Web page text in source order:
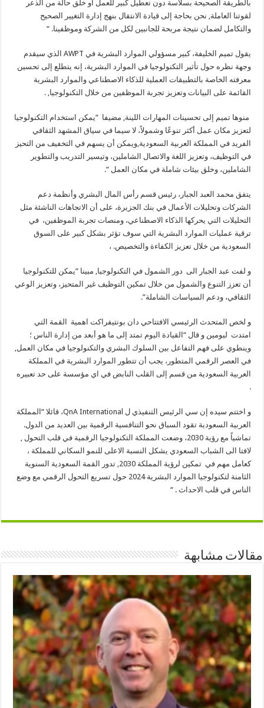
بالطريقة الصحيحة بسلاسة دون تعطيل كبير للعمل أو خلق حالة من الذعر
لقوتنا العاملة, نحن بحاجة إلى قيادة الانتقال بنهج إدارة التغيير الصحيح
والتكامل لضمان نتيجة مربحة للجانبين لكل من الشركة وموظفينا. “
يقول تميم الخليفة، كبير مسؤولي الموارد البشرية في AWPT الذي سيقدم
وجهة نظره حول تأثير التكنولوجيا في الموارد البشرية، إنه يتطلع إلى تحسين
معرفته الخاصة بالتطبيقات العملية للذكاء الاصطناعي والموارد البشرية
القائمة على البيانات وتعزيز تجربة الموظفين من خلال التكنولوجيا, .
منوها تميم إلى تحسينات المهارات اللينة, مضيفا “يمكن استخدام التكنولوجيا
لتعزيز مكان عمل أكثر تنوعًا وشمولاً، لا سيما في سياق المشهد الثقافي
الفريد في المملكة العربية السعودية,ويمكن أن يسهم في التخفيف من التحيز
في التوظيف، وتعزيز اللغة والاتصال الشاملين، وتيسير التدريب والتطوير
الشاملين، وخلق بيئات شاملة في مكان العمل “.
يتفق محمد العبد الجبار، رئيس قسم رأس المال البشري وأنظمة دعم
الشركات وتحليلات الأعمال في بنك الجزيرة، على أن الاتجاهات الناشئة مثل
التحليلات التي يحركها الذكاء الاصطناعي، ومنصات تجربة الموظفين، في
ترقية عمليات الموارد البشرية التي سوف تؤثر بشكل كبير على السوق
السعودية من خلال تعزيز الكفاءة والتخصيص. ،
و لفت عبد الجبار الى دور الشمول في التكنولوجيا, مبينا “يمكن للتكنولوجيا
أن تعزز التنوع والشمول من خلال تمكين التوظيف غير المتحيز، وتعزيز الوعي
الثقافي، ودعم السياسات الشاملة”.
و لخص المتحدث الرئيسي الافتتاحي دان بونتيفراكت اهمية القمة التي
امتدت ليومين و قال “القيادة اليوم تمتد إلى ما هو أبعد من إدارة الناس ؛
وينطوي على فهم التفاعل بين السلوك البشري والتكنولوجيا في مكان العمل,
في العصر الرقمي المتطور، يجب أن تتطور الموارد البشرية في المملكة
العربية السعودية من قسم إلى القلب النابض في اي مؤسسة على حد تعبيره
.
و اختتم سيده إن سي الرئيس التنفيذي ل QnA International، قائلا “المملكة
العربية السعودية تقود السباق نحو التنافسية الرقمية بين العديد من الدول.
تماشياً مع رؤية 2030، وضعت المملكة التكنولوجيا الرقمية في قلب التحول ,
لافتا الى الشباب السعودي يشكل النسبة الاعلى للنمو السكاني للمملكة ،
كعامل مهم في تمكين لرؤية المملكة 2030, تدور القمة السعودية السنوية
الثامنة لتكنولوجيا الموارد البشرية 2024 حول تسريع التحول الرقمي مع وضع
الناس في قلب الاحداث . “
مقالات مشابهة